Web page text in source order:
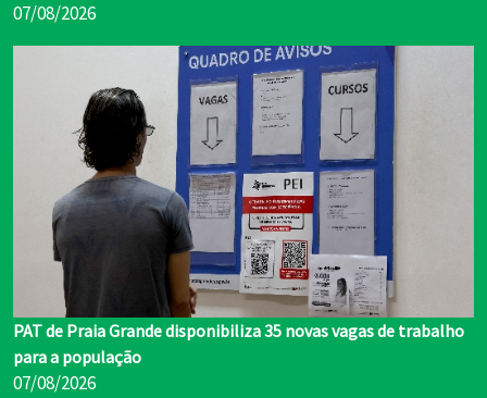
07/08/2026
PAT de Praia Grande disponibiliza 35 novas vagas de trabalho
para a população
07/08/2026